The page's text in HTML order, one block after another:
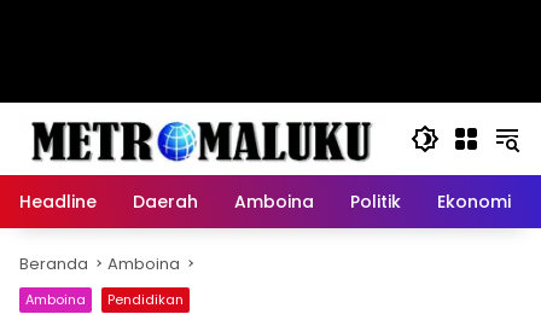
Headline Daerah Amboina Politik Ekonomi
Beranda Amboina
Amboina Pendidikan